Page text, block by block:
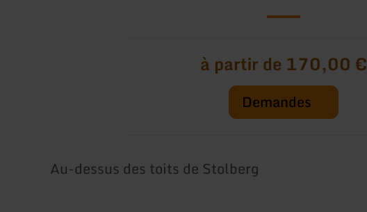
à partir de 170,00 €
Demandes
Au-dessus des toits de Stolberg